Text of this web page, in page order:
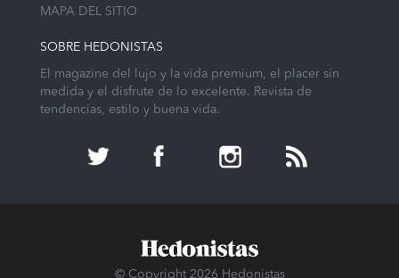
MAPA DEL SITIO
SOBRE HEDONISTAS
El magazine del lujo y la vida premium, el placer sin
medida y el disfrute de lo excelente. Revista de
tendencias, estilo y buena vida.
© Copyright 2026 Hedonistas